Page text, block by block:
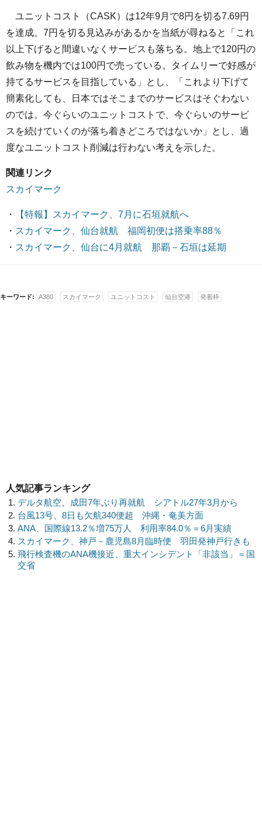
ユニットコスト（CASK）は12年9月で8円を切る7.69円
を達成。7円を切る見込みがあるかを当紙が尋ねると「これ
以上下げると間違いなくサービスも落ちる。地上で120円の
飲み物を機内では100円で売っている。タイムリーで好感が
持てるサービスを目指している」とし、「これより下げて
簡素化しても、日本ではそこまでのサービスはそぐわない
のでは。今ぐらいのユニットコストで、今ぐらいのサービ
スを続けていくのが落ち着きどころではないか」とし、過
度なユニットコスト削減は行わない考えを示した。
関連リンク
スカイマーク
・
【特報】スカイマーク、7月に石垣就航へ
・ スカイマーク、仙台就航 福岡初便は搭乗率88％
・ スカイマーク、仙台に4月就航 那覇－石垣は延期
キーワード: A380 スカイマーク ユニットコスト 仙台空港 発着枠
人気記事ランキング
デルタ航空、成田7年ぶり再就航 シアトル27年3月から
台風13号、8日も欠航340便超 沖縄・奄美方面
ANA、国際線13.2％増75万人 利用率84.0％＝6月実績
スカイマーク、神戸－鹿児島8月臨時便 羽田発神戸行きも
飛行検査機のANA機接近、重大インシデント「非該当」＝国
交省